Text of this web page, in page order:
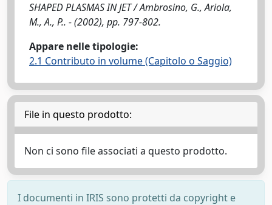
SHAPED PLASMAS IN JET / Ambrosino, G., Ariola,
M., A., P.. - (2002), pp. 797-802.
Appare nelle tipologie:
2.1 Contributo in volume (Capitolo o Saggio)
File in questo prodotto:
Non ci sono file associati a questo prodotto.
I documenti in IRIS sono protetti da copyright e